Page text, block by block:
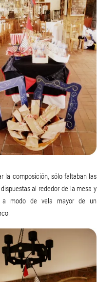
la composición, sólo faltaban las
al rededor de la mesa y
a modo de vela mayor de un